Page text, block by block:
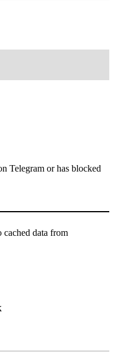
Telegram or has blocked
cached data from